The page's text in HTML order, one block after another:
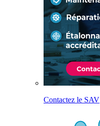
Contactez le SAV